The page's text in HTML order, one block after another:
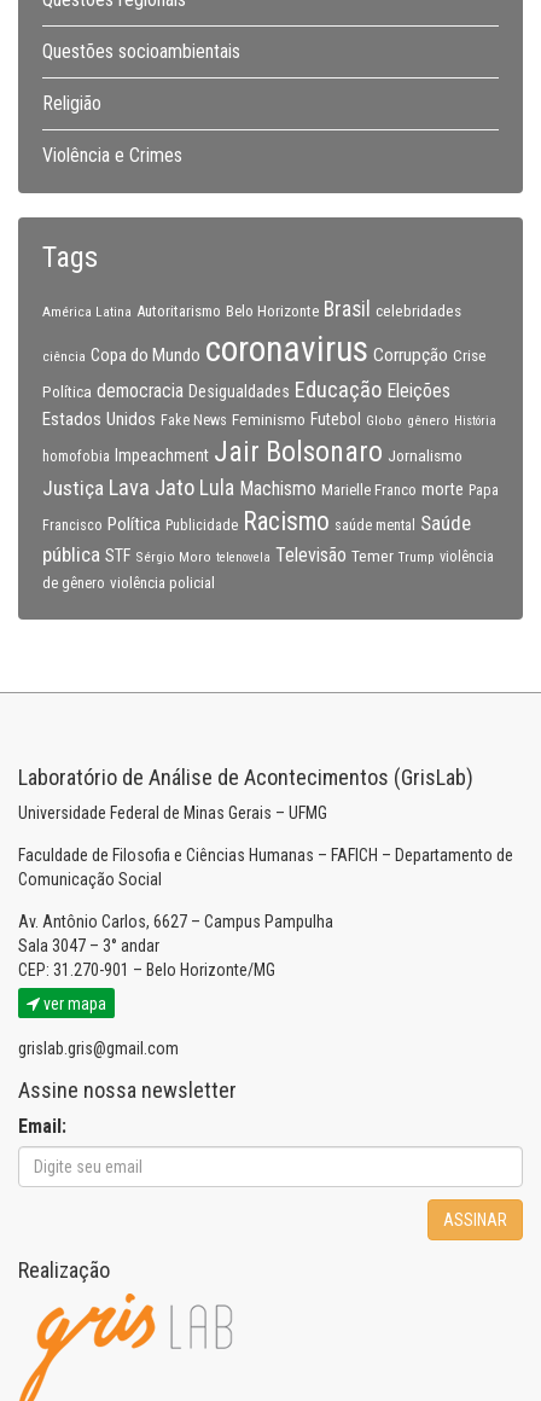
Questões socioambientais
Religião
Violência e Crimes
Tags
América Latina Autoritarismo Belo Horizonte Brasil celebridades
ciência Copa do Mundo coronavirus Corrupção Crise
Política democracia Desigualdades Educação Eleições
Estados Unidos Fake News Feminismo Futebol Globo gênero História
homofobia Impeachment Jair Bolsonaro Jornalismo
Justiça Lava Jato Lula Machismo Marielle Franco morte Papa
Francisco Política Publicidade Racismo saúde mental
Saúde
pública STF Sérgio Moro telenovela Televisão Temer Trump violência
de gênero violência policial
Laboratório de Análise de Acontecimentos (GrisLab)
Universidade Federal de Minas Gerais – UFMG
Faculdade de Filosofia e Ciências Humanas – FAFICH – Departamento de
Comunicação Social
Av. Antônio Carlos, 6627 – Campus Pampulha
Sala 3047 – 3° andar
CEP: 31.270-901 – Belo Horizonte/MG
ver mapa
grislab.gris@gmail.com
Assine nossa newsletter
Email:
ASSINAR
Realização